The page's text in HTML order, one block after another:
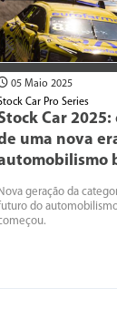
05 Maio 2025
Car Pro Series
Car
uma nova
Nova geração da
do